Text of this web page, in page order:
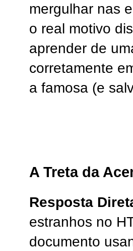
mergulhar nas
o real motivo
aprender de
corretamente
a famosa (e
A Treta da
Resposta
estranhos no
documento